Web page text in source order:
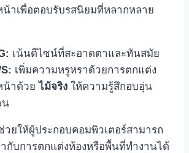
าเพื่อตอบรับรสนิยมที่หลากหลาย
เน้นดีไซน์ที่สะอาดตาและทันสมัย
เพิ่มความหรูหราด้วยการตกแต่ง
น้าด้วยไม้จริง ให้ความรู้สึกอบอุ่น
น
ยให้ผู้ประกอบคอมพิวเตอร์สามารถ
กับการตกแต่งห้องหรือพื้นที่ทำงานได้